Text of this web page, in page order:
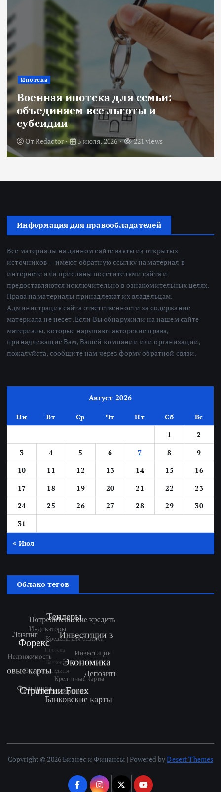
Ипотека
Военная ипотека для семьи:
объединяем все льготы и
субсидии
ОтRedactor 3 июля, 2026 221 views
Информация для правообладателей
Все материалы на данном сайте взяты из открытых
источников — имеют обратную ссылку на материал в
интернете или присланы посетителями сайта и
предоставляются исключительно в ознакомительных целях.
Права на материалы принадлежат их владельцам.
Администрация сайта ответственности за содержание
материала не несет. Если Вы обнаружили на нашем сайте
материалы, которые нарушают авторские права,
принадлежащие Вам, Вашей компании или организации,
пожалуйста, сообщите нам через форму обратной связи.
Август 2026
Пн Вт Ср Чт Пт Сб
Вс
1
2
3
4 5 6 7 8
9
10
11 12 13 14 15
16
17
18 19 20 21 22
23
24
25 26 27 28 29
30
31
« Июл
Облако тегов
Copyright © 2026 Бизнес и Финансы | Powered byDesert Themes